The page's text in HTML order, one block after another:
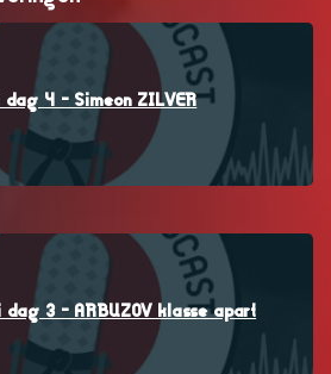
4 – Simeon ZILVER
3 – ARBUZOV klasse apart